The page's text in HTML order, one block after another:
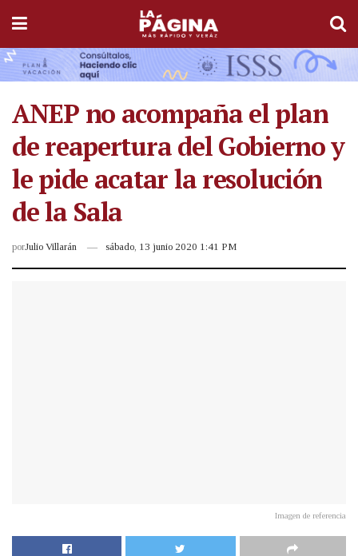
ANEP no acompaña el plan
de reapertura del Gobierno y
le pide acatar la resolución
de la Sala
porJulio Villarán sábado, 13 junio 2020 1:41 PM
Imagen de referencia